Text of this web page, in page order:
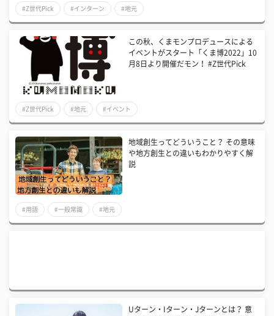
#Z世代Pick #インターン #地元
この秋、くまモンプロデュースによる
イベントがスタート「くま博2022」10
月8日より開催だモン！ #Z世代Pick
#Z世代Pick #地元 #イベント
地域創生ってどういうこと？ その意味
や地方創生との違いもわかりやすく解
説
#用語 #一般常識 #地元
Uターン・Iターン・Jターンとは？ 意